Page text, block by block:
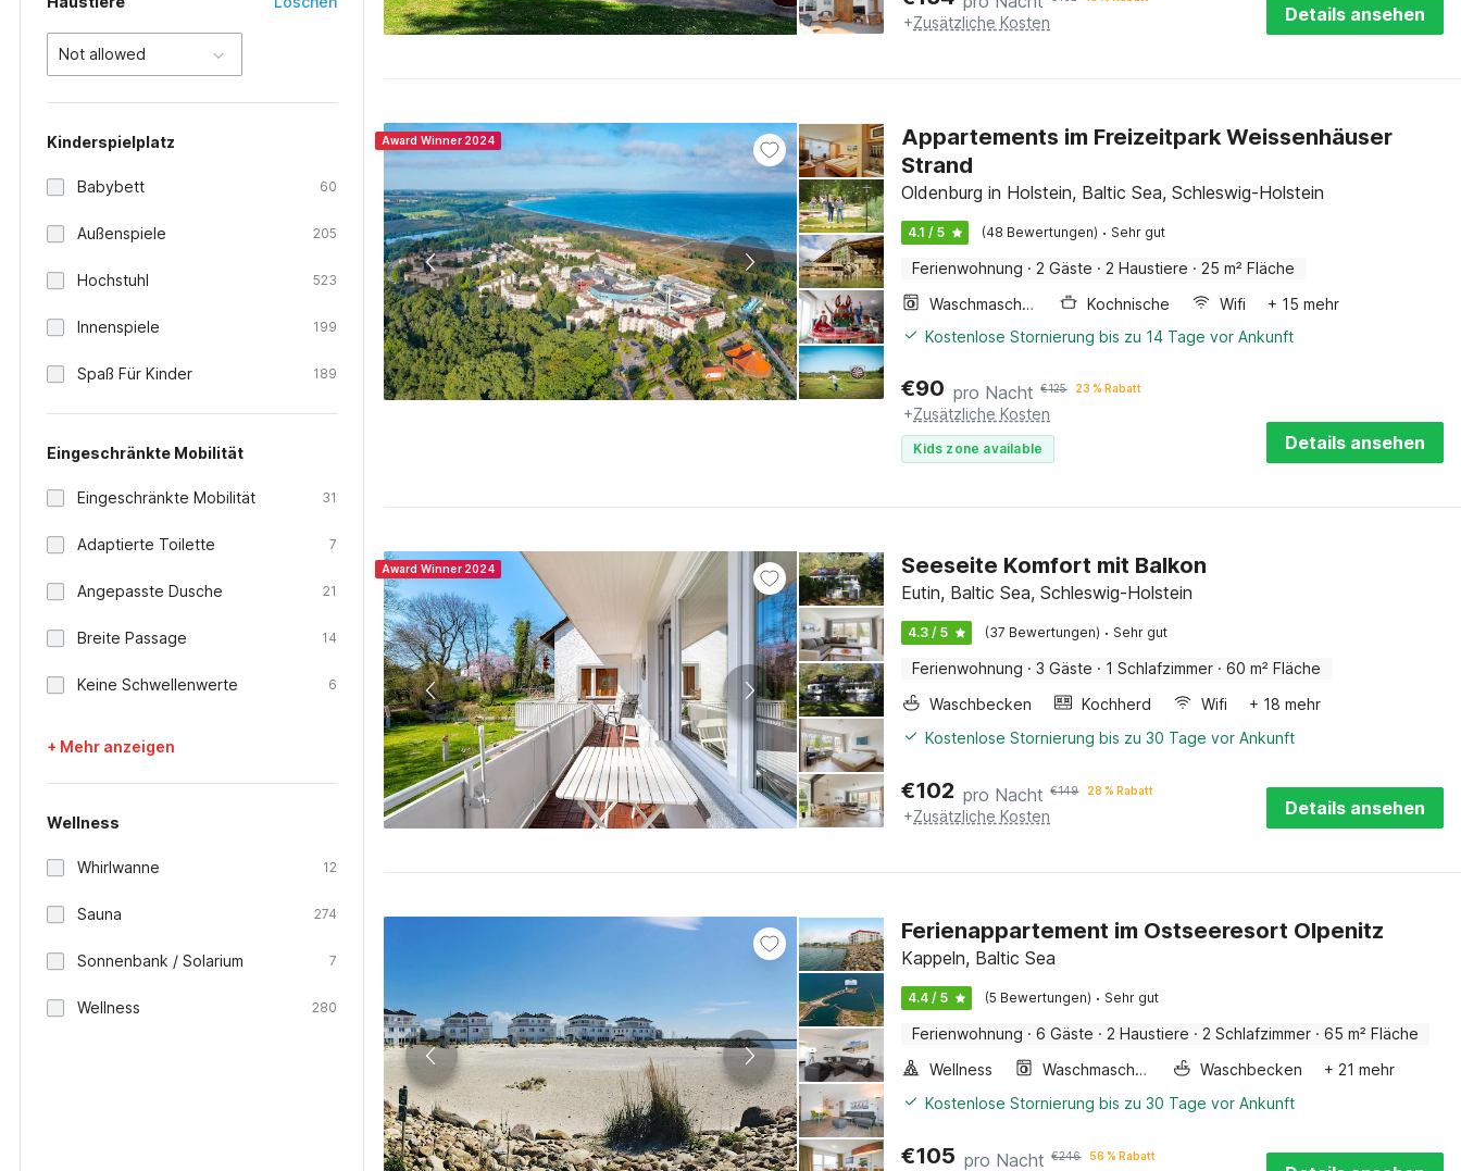
Not allowed
Kinderspielplatz
Babybett 60
Außenspiele 205
Hochstuhl 523
Innenspiele 199
Spaß Für Kinder 189
Eingeschränkte Mobilität
Eingeschränkte Mobilität 31
Adaptierte Toilette 7
Angepasste Dusche 21
Breite Passage 14
Keine Schwellenwerte 6
+ Mehr anzeigen
Wellness
Whirlwanne 12
Sauna 274
Sonnenbank / Solarium 7
Wellness 280
+Zusätzliche Kosten Details ansehen
Award Winner 2024
Appartements im Freizeitpark Weissenhäuser
Strand
Oldenburg in Holstein, Baltic Sea, Schleswig-Holstein
4.1 / 5 (48 Bewertungen) · Sehr gut
Ferienwohnung · 2 Gäste · 2 Haustiere · 25 m² Fläche
Waschmaschine
Kochnische Wifi
+ 15 mehr
Kostenlose Stornierung bis zu 14 Tage vor Ankunft
€90 pro Nacht €125 23 % Rabatt
+Zusätzliche Kosten
Kids zone available Details ansehen
Award Winner 2024 Seeseite Komfort mit Balkon
Eutin, Baltic Sea, Schleswig-Holstein
4.3 / 5 (37 Bewertungen) · Sehr gut
Ferienwohnung · 3 Gäste · 1 Schlafzimmer · 60 m² Fläche
Waschbecken
Kochherd Wifi
+ 18 mehr
Kostenlose Stornierung bis zu 30 Tage vor Ankunft
€102 pro Nacht €149 28 % Rabatt
+Zusätzliche Kosten Details ansehen
Ferienappartement im Ostseeresort Olpenitz
Kappeln, Baltic Sea
4.4 / 5 (5 Bewertungen) · Sehr gut
Ferienwohnung · 6 Gäste · 2 Haustiere · 2 Schlafzimmer · 65 m² Fläche
Wellness
Waschmaschine Waschbecken
+ 21 mehr
Kostenlose Stornierung bis zu 30 Tage vor Ankunft
€105 pro Nacht €246 56 % Rabatt